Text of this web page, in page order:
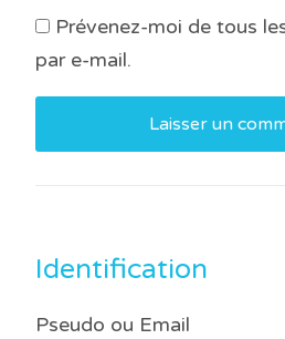
Prévenez-moi de tous
par e-mail.
Identification
Pseudo ou Email